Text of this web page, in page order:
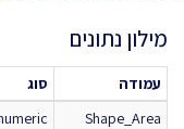
מילון נתונים
עמודה סוג
Shape_Area